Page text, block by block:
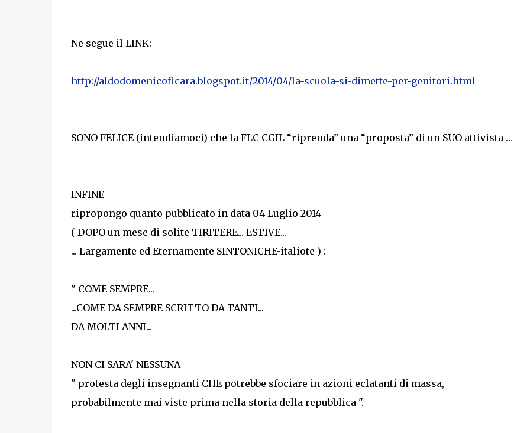
Ne segue il LINK:
http://aldodomenicoficara.blogspot.it/2014/04/la-scuola-si-dimette-per-genitori.html
SONO FELICE (intendiamoci) che la FLC CGIL “riprenda” una “proposta” di un SUO attivista …
INFINE
ripropongo quanto pubblicato in data 04 Luglio 2014
( DOPO un mese di solite TIRITERE... ESTIVE...
... Largamente ed Eternamente SINTONICHE-italiote ) :
" COME SEMPRE...
...COME DA SEMPRE SCRITTO DA TANTI...
DA MOLTI ANNI...
NON CI SARA' NESSUNA
" protesta degli insegnanti CHE potrebbe sfociare in azioni eclatanti di massa,
probabilmente mai viste prima nella storia della repubblica ".